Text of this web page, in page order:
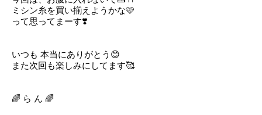
ミシン糸を買い揃えようかな🩷
って思ってまーす❣️
いつも 本当にありがとう😊
また次回も楽しみにしてます🥰
🌈 ら ん 🌈